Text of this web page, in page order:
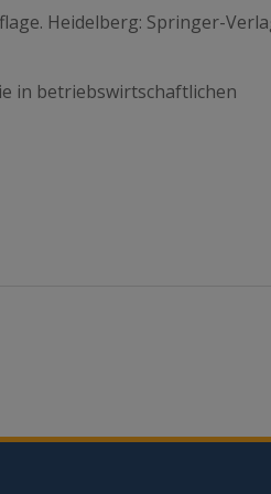
Heidelberg: Springer-
in betriebswirtschaftlichen